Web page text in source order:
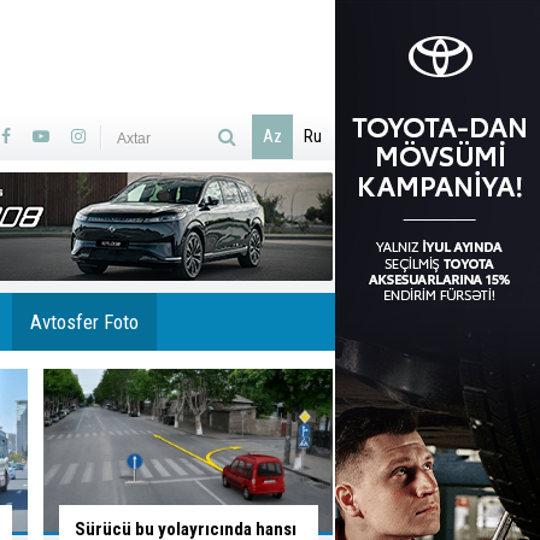
Az Ru
Avtosfer Foto
Sürücünün düşüncə tərzi
Bu yoldan sola